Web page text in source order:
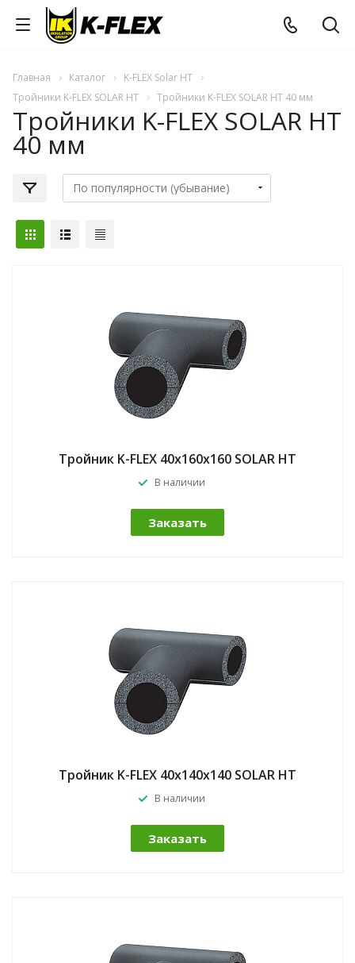
Главная Каталог
K-FLEX Solar HT
Тройники K-FLEX SOLAR HT
Тройники K-FLEX SOLAR HT 40 мм
Тройники K-FLEX SOLAR HT
40 мм
Тройник K-FLEX 40x160x160 SOLAR HT
В наличии
Заказать
Тройник K-FLEX 40x140x140 SOLAR HT
В наличии
Заказать